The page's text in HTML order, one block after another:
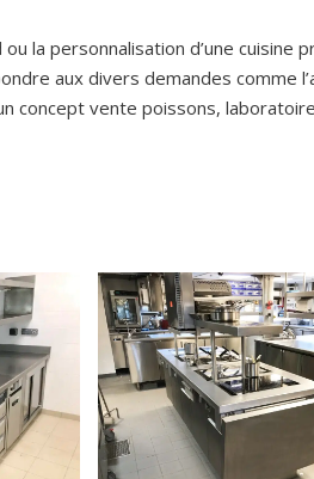
la personnalisation d’une cuisine
aux divers demandes comme
concept vente poissons,